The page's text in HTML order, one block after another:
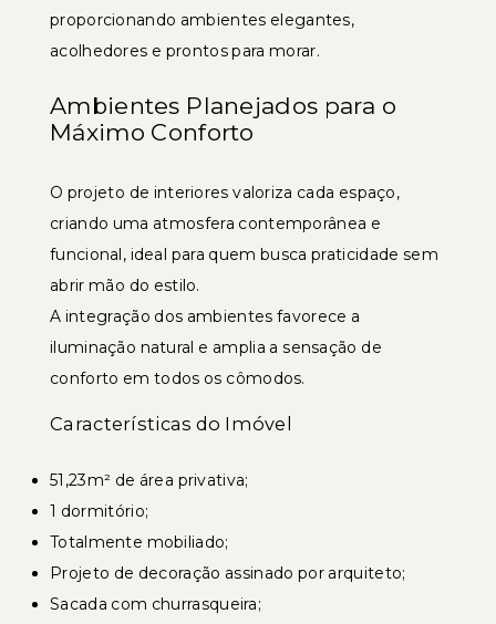
proporcionando ambientes elegantes,
acolhedores e prontos para morar.
Ambientes Planejados para o
Máximo Conforto
O projeto de interiores valoriza cada espaço,
criando uma atmosfera contemporânea e
funcional, ideal para quem busca praticidade sem
abrir mão do estilo.
A integração dos ambientes favorece a
iluminação natural e amplia a sensação de
conforto em todos os cômodos.
Características do Imóvel
51,23m² de área privativa;
1 dormitório;
Totalmente mobiliado;
Projeto de decoração assinado por arquiteto;
Sacada com churrasqueira;